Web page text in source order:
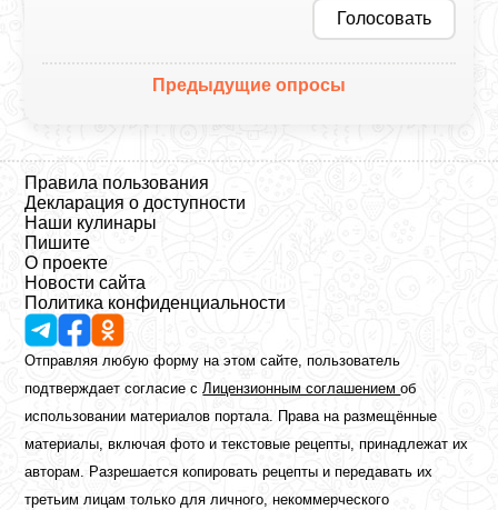
Голосовать
Предыдущие опросы
Правила пользования
Декларация о доступности
Наши кулинары
Пишите
О проекте
Новости сайта
Политика конфиденциальности
Отправляя любую форму на этом сайте, пользователь
подтверждает согласие сЛицензионным соглашениемоб
использовании материалов портала. Права на размещённые
материалы, включая фото и текстовые рецепты, принадлежат их
авторам. Разрешается копировать рецепты и передавать их
третьим лицам только для личного, некоммерческого